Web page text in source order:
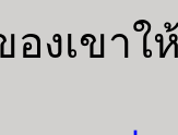
องเขา